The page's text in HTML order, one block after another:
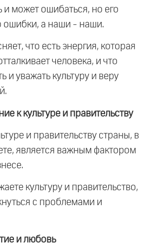
и может ошибаться, но его
ошибки, а наши - наши.
что есть энергия, которая
человека, и что
и уважать культуру и веру
к культуре и правительству
и правительству страны, в
является важным фактором
культуру и правительство,
с проблемами и
и любовь